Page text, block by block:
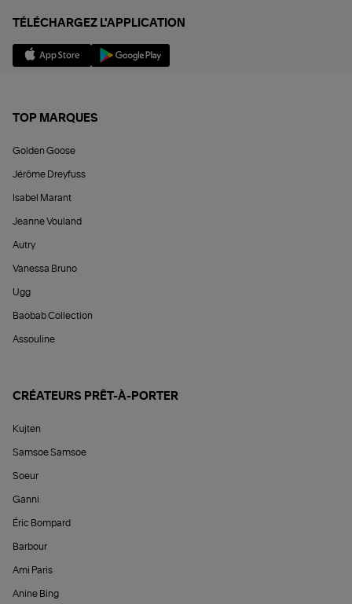
TÉLÉCHARGEZ L'APPLICATION
TOP MARQUES
Golden Goose
Jérôme Dreyfuss
Isabel Marant
Jeanne Vouland
Autry
Vanessa Bruno
Ugg
Baobab Collection
Assouline
CRÉATEURS PRÊT-À-PORTER
Kujten
Samsoe Samsoe
Soeur
Ganni
Éric Bompard
Barbour
Ami Paris
Anine Bing